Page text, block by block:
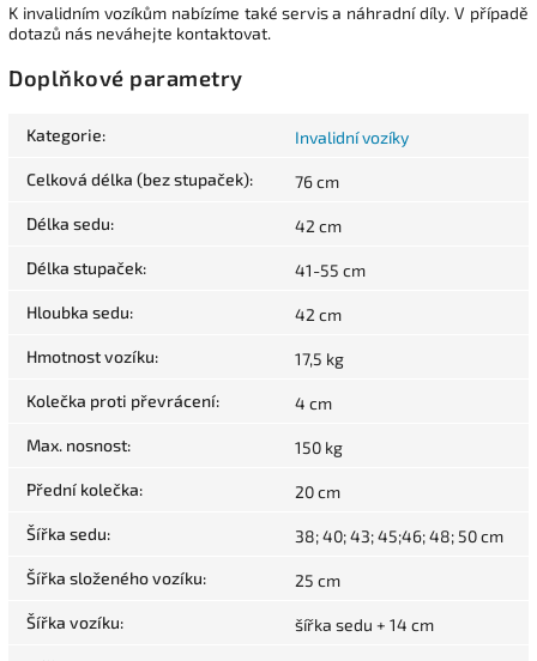
K invalidním vozíkům nabízíme také servis a náhradní díly. V případě
dotazů nás neváhejte kontaktovat.
Doplňkové parametry
Kategorie: Invalidní vozíky
Celková délka (bez stupaček): 76 cm
Délka sedu: 42 cm
Délka stupaček: 41-55 cm
Hloubka sedu: 42 cm
Hmotnost vozíku: 17,5 kg
Kolečka proti převrácení: 4 cm
Max. nosnost: 150 kg
Přední kolečka: 20 cm
Šířka sedu: 38; 40; 43; 45;46; 48; 50 cm
Šířka složeného vozíku: 25 cm
Šířka vozíku: šířka sedu + 14 cm